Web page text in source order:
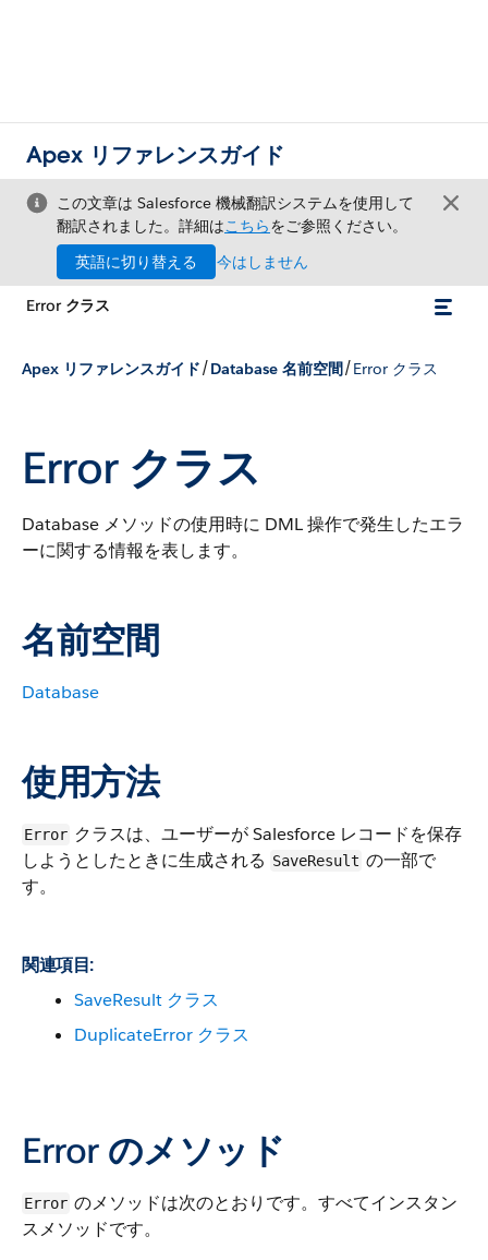
Apex リファレンスガイド
この文章は Salesforce 機械翻訳システムを使用して
翻訳されました。詳細はこちらをご参照ください。
英語に切り替える
今はしません
Error クラス
Apex リファレンスガイド/Database 名前空間/Error クラス
Error クラス
Database メソッドの使用時に DML 操作で発生したエラ
ーに関する情報を表します。
名前空間
Database
使用方法
Error クラスは、ユーザーが Salesforce レコードを保存
しようとしたときに生成される SaveResult の一部で
す。
関連項目:
SaveResult クラス
DuplicateError クラス
Error のメソッド
Error のメソッドは次のとおりです。すべてインスタン
スメソッドです。